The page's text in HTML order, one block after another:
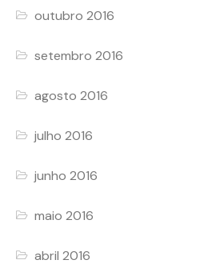
outubro 2016
setembro 2016
agosto 2016
julho 2016
junho 2016
maio 2016
abril 2016